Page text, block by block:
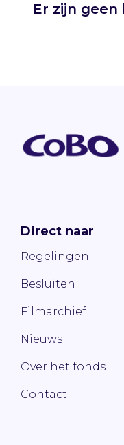
Er zijn
Direct naar
Regelingen
Besluiten
Filmarchief
Nieuws
Over het fonds
Contact